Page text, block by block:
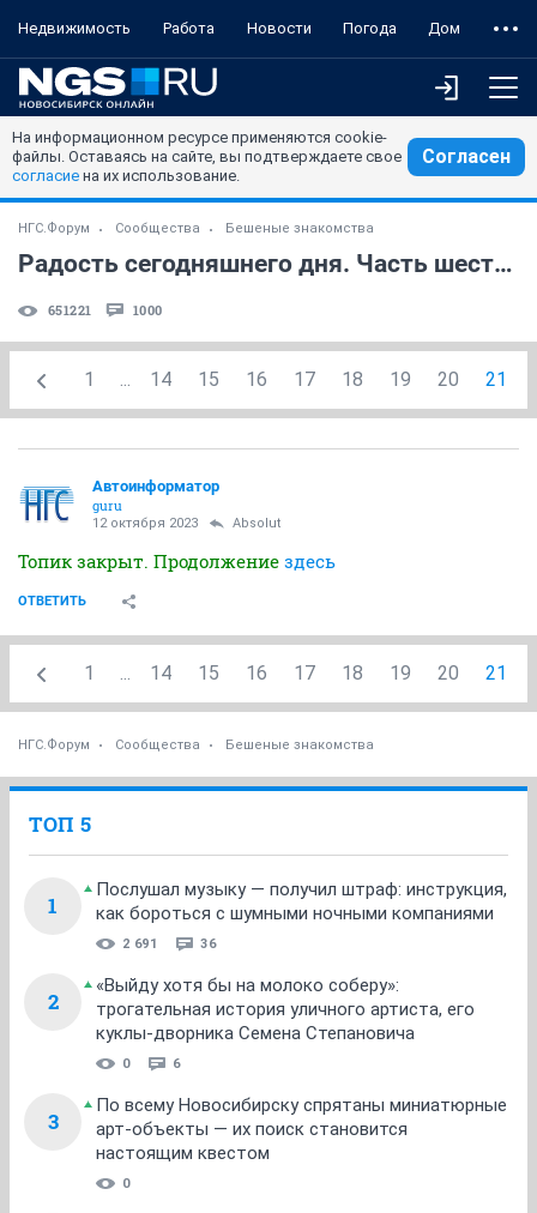
Недвижимость Работа Новости Погода Дом
На информационном ресурсе применяются cookie-
файлы. Оставаясь на сайте, вы подтверждаете свое
согласие на их использование.
Согласен
НГС.Форум Сообщества Бешеные знакомства
Радость сегодняшнего дня. Часть шестая. NF
651221 1000
1 ... 14 15 16 17 18 19 20 21
Автоинформатор
guru
12 октября 2023 Absolut
Топик закрыт. Продолжение здесь
ОТВЕТИТЬ
1 ... 14 15 16 17 18 19 20 21
НГС.Форум Сообщества Бешеные знакомства
ТОП 5
1
Послушал музыку — получил штраф: инструкция,
как бороться с шумными ночными компаниями
2 691 36
2
«Выйду хотя бы на молоко соберу»:
трогательная история уличного артиста, его
куклы-дворника Семена Степановича
0 6
3
По всему Новосибирску спрятаны миниатюрные
арт-объекты — их поиск становится
настоящим квестом
0